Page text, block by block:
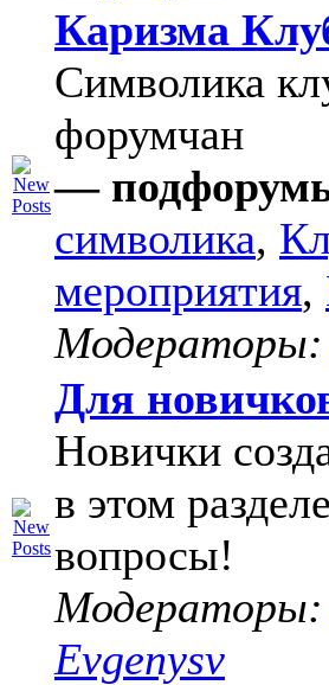
Каризма
Символика
форумчан
—
символика,
мероприятия,
Модераторы:
Для
Новички
в этом
вопросы!
Модераторы:
Evgenysv